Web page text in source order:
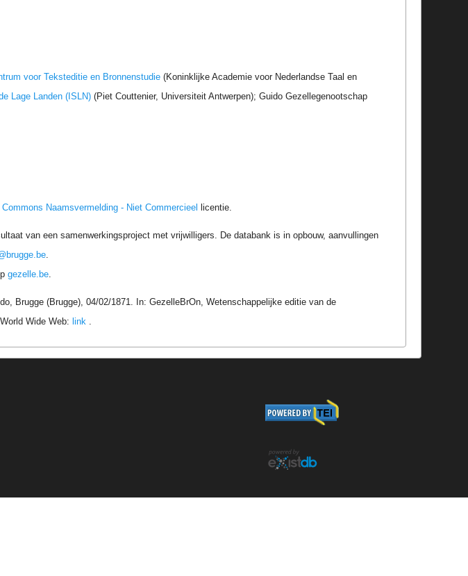
voor Teksteditie en Bronnenstudie (Koninklijke Academie voor Nederlandse Taal en
Lage Landen (ISLN) (Piet Couttenier, Universiteit Antwerpen); Guido Gezellegenootschap
Naamsvermelding - Niet Commercieel licentie.
van een samenwerkingsproject met vrijwilligers. De databank is in opbouw, aanvullingen
.
gezelle.be.
Brugge (Brugge), 04/02/1871. In: GezelleBrOn, Wetenschappelijke editie van de
Wide Web: link .